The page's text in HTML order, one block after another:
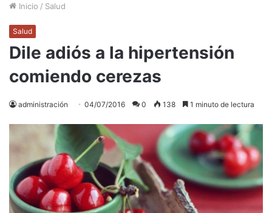
Inicio / Salud
Salud
Dile adiós a la hipertensión
comiendo cerezas
administración 04/07/2016 0 138 1 minuto de lectura